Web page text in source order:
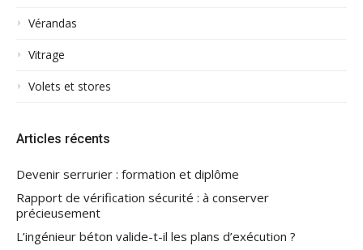
Vérandas
Vitrage
Volets et stores
Articles récents
Devenir serrurier : formation et diplôme
Rapport de vérification sécurité : à conserver
précieusement
L’ingénieur béton valide-t-il les plans d’exécution ?